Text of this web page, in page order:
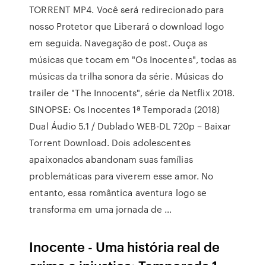
TORRENT MP4. Você será redirecionado para
nosso Protetor que Liberará o download logo
em seguida. Navegação de post. Ouça as
músicas que tocam em "Os Inocentes", todas as
músicas da trilha sonora da série. Músicas do
trailer de "The Innocents", série da Netflix 2018.
SINOPSE: Os Inocentes 1ª Temporada (2018)
Dual Áudio 5.1 / Dublado WEB-DL 720p – Baixar
Torrent Download. Dois adolescentes
apaixonados abandonam suas famílias
problemáticas para viverem esse amor. No
entanto, essa romântica aventura logo se
transforma em uma jornada de …
Inocente - Uma história real de